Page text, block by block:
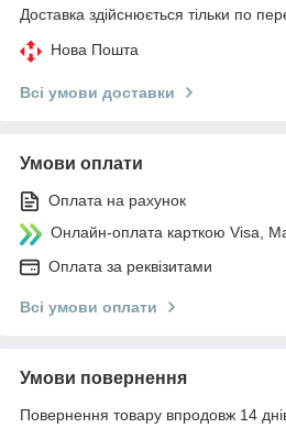
Доставка здійснюється тільки по
Нова Пошта
Всі умови доставки
Умови оплати
Оплата на рахунок
Онлайн-оплата карткою Visa,
Оплата за реквізитами
Всі умови оплати
Умови повернення
Повернення товару впродовж 14